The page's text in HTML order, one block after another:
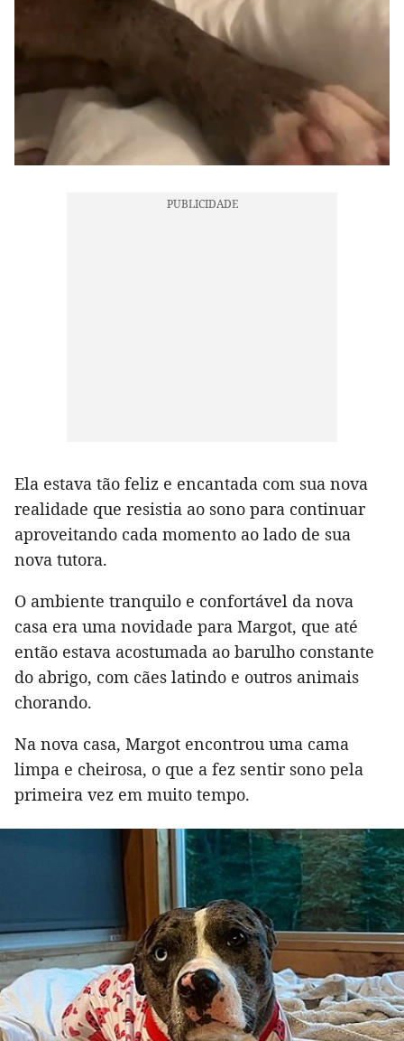
Ela estava tão feliz e encantada com sua nova
realidade que resistia ao sono para continuar
aproveitando cada momento ao lado de sua
nova tutora.
O ambiente tranquilo e confortável da nova
casa era uma novidade para Margot, que até
então estava acostumada ao barulho constante
do abrigo, com cães latindo e outros animais
chorando.
Na nova casa, Margot encontrou uma cama
limpa e cheirosa, o que a fez sentir sono pela
primeira vez em muito tempo.